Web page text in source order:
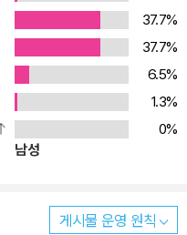
37.7%
37.7%
6.5%
1.3%
0%
남성
게시물 운영 원칙